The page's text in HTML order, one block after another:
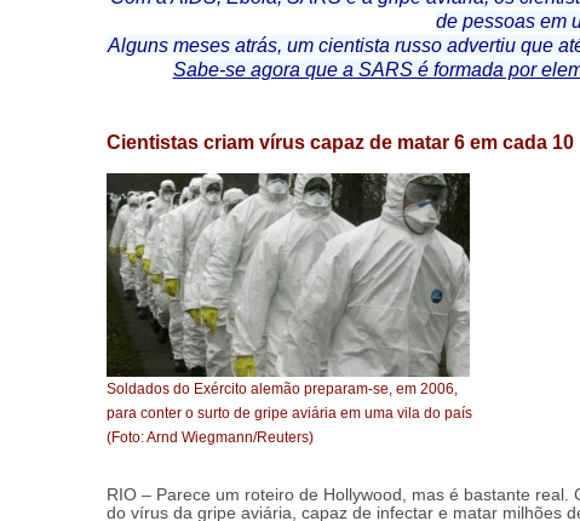
de pessoas em
Alguns meses atrás, um cientista russo advertiu que
Sabe-se agora que a SARS é formada por
Cientistas criam vírus capaz de matar 6 em cada
Soldados do Exército alemão preparam-se, em 2006,
para conter o surto de gripe aviária em uma vila do país
(Foto: Arnd Wiegmann/Reuters)
RIO – Parece um roteiro de Hollywood, mas é bastante
do vírus da gripe aviária, capaz de infectar e matar milhões